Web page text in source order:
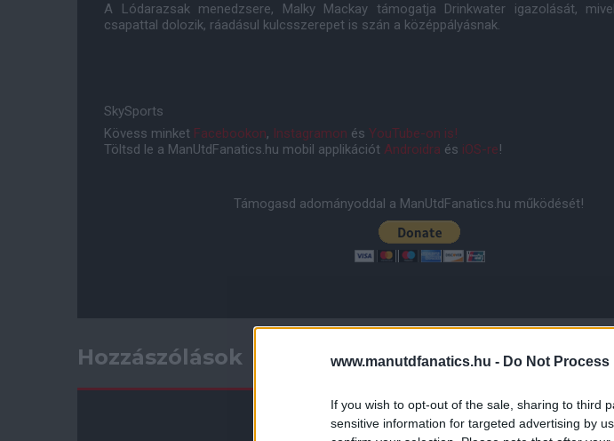
www.manutdfanatics.hu - Do Not
If you wish to opt-out of the sale, sharing to third
sensitive information for targeted advertising by
A Lódarazsak menedzsere, Malky Mackay támogatja Drinkwater igazolását,
csapattal dolozik, ráadásul kulcsszerepet is szán a középpályásnak.
SkySports
Kövess minket Facebookon, Instagramon és YouTube-on is!
Töltsd le a ManUtdFanatics.hu mobil applikációt Androidra és iOS-re!
Támogasd adományoddal a ManUtdFanatics.hu működését!
Hozzászólások